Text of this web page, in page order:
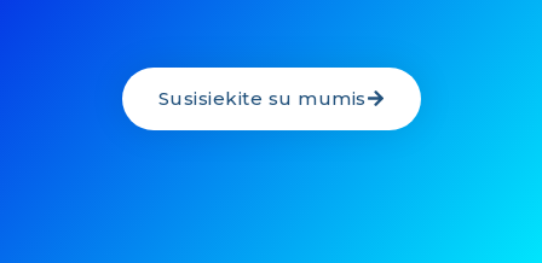
Susisiekite su mumis